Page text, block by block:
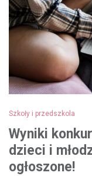
Szkoły i przedszkola
Wyniki
dzieci i
ogłoszone!